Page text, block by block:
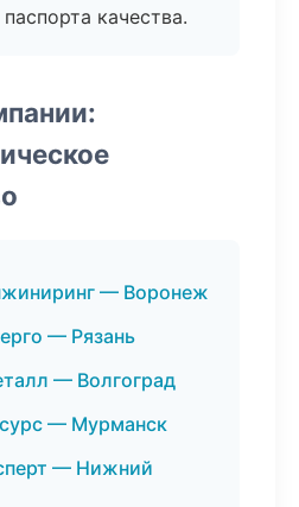
качества.
— Воронеж
— Рязань
— Волгоград
— Мурманск
— Нижний